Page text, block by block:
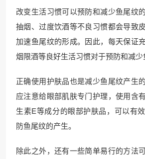
改变生活习惯可以预防和减少鱼尾纹
抽烟、过度饮酒等不良习惯都会导致
加速鱼尾纹的形成。因此，每天保证
烟限酒等良好生活习惯对于预防和减少
正确使用护肤品也是减少鱼尾纹产生
应注意给眼部肌肤专门护理，使用含
生素E等成分的眼部护肤品，可以有
防鱼尾纹的产生。
除此之外，还有一些简单易行的方法